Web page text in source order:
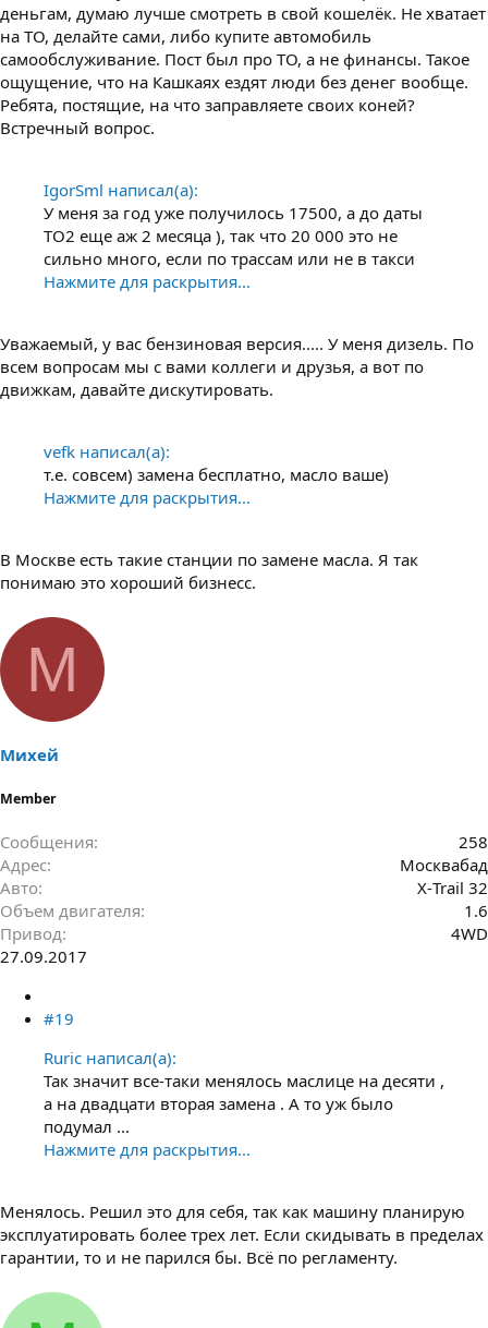
деньгам, думаю лучше смотреть в свой кошелёк. Не хватает
на ТО, делайте сами, либо купите автомобиль
самообслуживание. Пост был про ТО, а не финансы. Такое
ощущение, что на Кашкаях ездят люди без денег вообще.
Ребята, постящие, на что заправляете своих коней?
Встречный вопрос.
IgorSml написал(а):
У меня за год уже получилось 17500, а до даты
ТО2 еще аж 2 месяца ), так что 20 000 это не
сильно много, если по трассам или не в такси
Нажмите для раскрытия...
Уважаемый, у вас бензиновая версия..... У меня дизель. По
всем вопросам мы с вами коллеги и друзья, а вот по
движкам, давайте дискутировать.
vefk написал(а):
т.е. совсем) замена бесплатно, масло ваше)
Нажмите для раскрытия...
В Москве есть такие станции по замене масла. Я так
понимаю это хороший бизнесс.
М
Михей
Member
Сообщения
258
Адрес
Москвабад
Авто
Х-Trail 32
Объем двигателя
1.6
Привод
4WD
27.09.2017
#19
Ruric написал(а):
Так значит все-таки менялось маслице на десяти ,
а на двадцати вторая замена . А то уж было
подумал ...
Нажмите для раскрытия...
Менялось. Решил это для себя, так как машину планирую
эксплуатировать более трех лет. Если скидывать в пределах
гарантии, то и не парился бы. Всё по регламенту.